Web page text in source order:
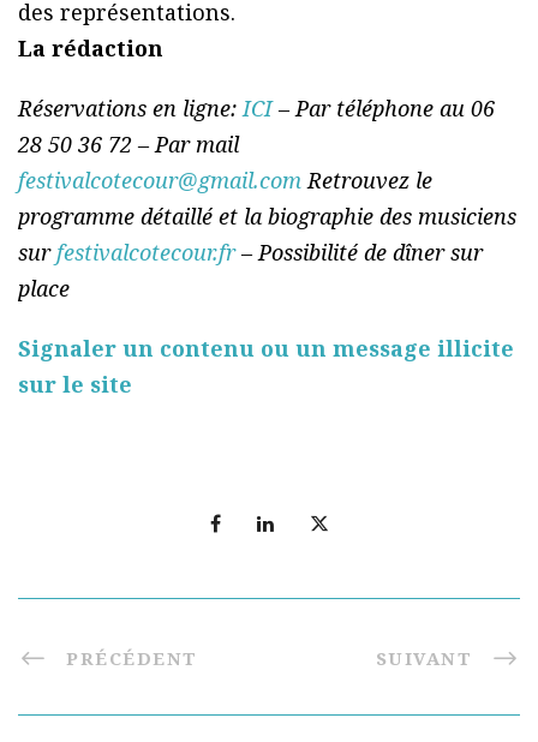
des représentations.
La rédaction
Réservations en ligne:ICI– Par téléphone au 06
28 50 36 72 – Par mail
festivalcotecour@gmail.comRetrouvez le
programme détaillé et la biographie des musiciens
surfestivalcotecour.fr– Possibilité de dîner sur
place
Signaler un contenu ou un message illicite
sur le site
PRÉCÉDENT SUIVANT